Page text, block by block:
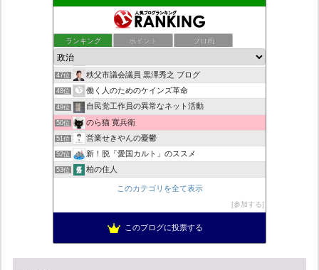
ランキング ポイント ブロ画
日本第一！ニュース録
ついっちゃが速報
45位 こんなニュースにでくわした
46位
47位 秩父市議会議員 黒澤秀之 ブログ
48位 働く人のためのケインズ革命
49位 自民党工作員の異常なネット活動
50位 のら猫 寛兵衛
51位 営業せきやんの憂鬱
52位 新！脱「愛国カルト」のススメ
53位 柏の住人
菜穂は猫が好き
ねずさんの学ぼう日本
このカテゴリを全て表示
参加する
このブログに投票する